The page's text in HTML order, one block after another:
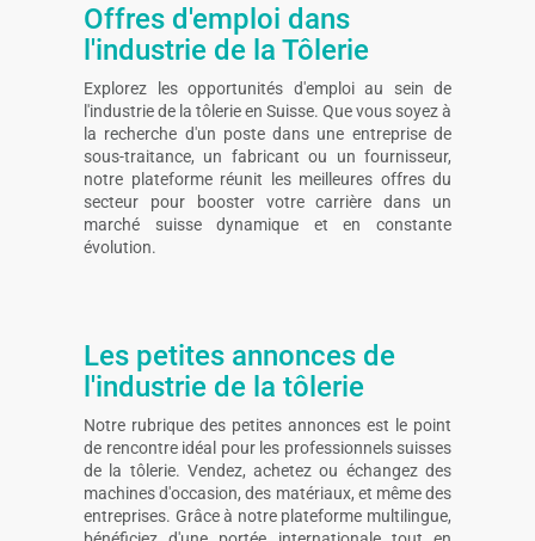
Offres d'emploi dans
l'industrie de la Tôlerie
Explorez les opportunités d'emploi au sein de
l'industrie de la tôlerie en Suisse. Que vous soyez à
la recherche d'un poste dans une entreprise de
sous-traitance, un fabricant ou un fournisseur,
notre plateforme réunit les meilleures offres du
secteur pour booster votre carrière dans un
marché suisse dynamique et en constante
évolution.
Les petites annonces de
l'industrie de la tôlerie
Notre rubrique des petites annonces est le point
de rencontre idéal pour les professionnels suisses
de la tôlerie. Vendez, achetez ou échangez des
machines d'occasion, des matériaux, et même des
entreprises. Grâce à notre plateforme multilingue,